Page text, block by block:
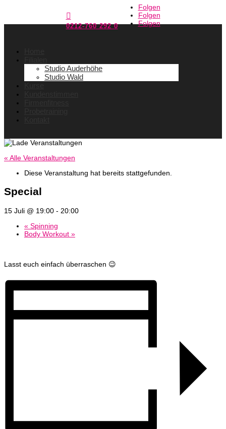

0212-760 292 0
Folgen
Folgen
Folgen
Studio Auderhöhe
Studio Wald
« Alle Veranstaltungen
Diese Veranstaltung hat bereits stattgefunden.
Special
15 Juli @ 19:00 - 20:00
« Spinning
Body Workout »
Lasst euch einfach überraschen 😉